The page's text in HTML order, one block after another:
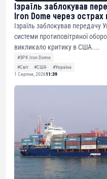
Ізраїль заблокував
Iron Dome через острах
Ізраїль заблокував передачу
системи протиповітряної
викликало критику в США....
#ЗРК Iron Dome
#Світ
#США
#Україна
1 Серпня, 202611:39